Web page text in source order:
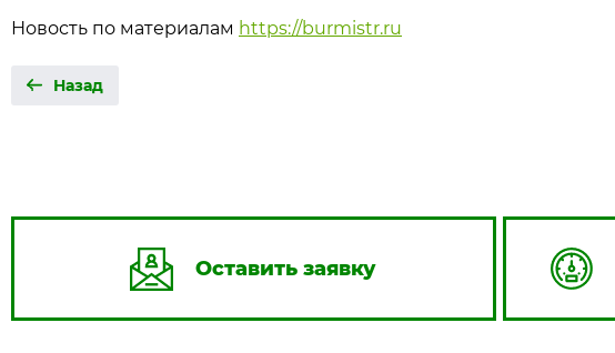
Новость по материалам https://burmistr.ru
Назад
Оставить заявку